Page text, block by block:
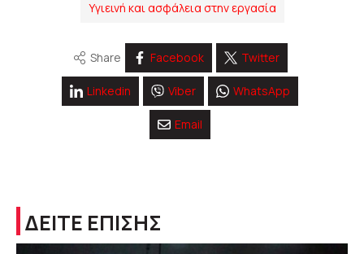
Υγιεινή και ασφάλεια στην εργασία
Share Facebook Twitter
Linkedin Viber WhatsApp
Email
ΔΕΙΤΕ ΕΠΙΣΗΣ